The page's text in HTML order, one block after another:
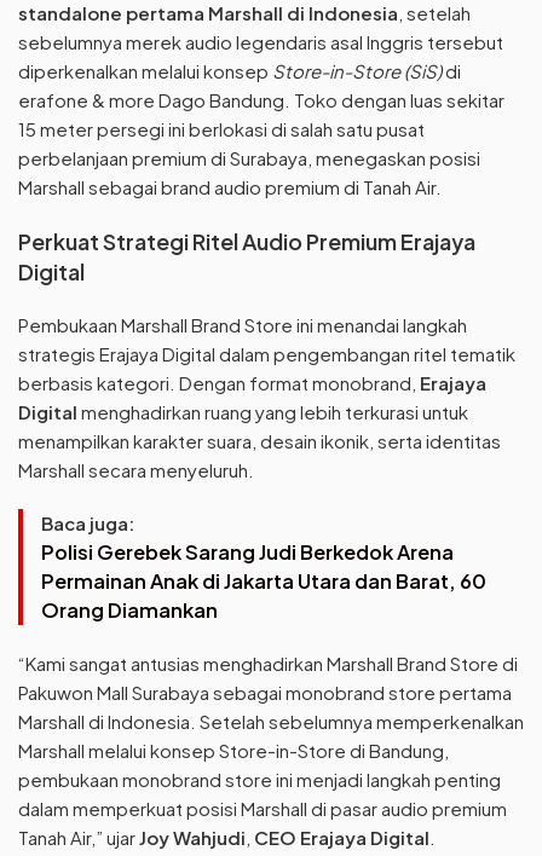
standalone pertama Marshall di Indonesia , setelah
sebelumnya merek audio legendaris asal Inggris tersebut
diperkenalkan melalui konsep Store-in-Store (SiS)di
erafone & more Dago Bandung. Toko dengan luas sekitar
15 meter persegi ini berlokasi di salah satu pusat
perbelanjaan premium di Surabaya, menegaskan posisi
Marshall sebagai brand audio premium di Tanah Air.
Perkuat Strategi Ritel Audio Premium Erajaya
Digital
Pembukaan Marshall Brand Store ini menandai langkah
strategis Erajaya Digital dalam pengembangan ritel tematik
berbasis kategori. Dengan format monobrand, Erajaya
Digital menghadirkan ruang yang lebih terkurasi untuk
menampilkan karakter suara, desain ikonik, serta identitas
Marshall secara menyeluruh.
Baca juga:
Polisi Gerebek Sarang Judi Berkedok Arena
Permainan Anak di Jakarta Utara dan Barat, 60
Orang Diamankan
“Kami sangat antusias menghadirkan Marshall Brand Store di
Pakuwon Mall Surabaya sebagai monobrand store pertama
Marshall di Indonesia. Setelah sebelumnya memperkenalkan
Marshall melalui konsep Store-in-Store di Bandung,
pembukaan monobrand store ini menjadi langkah penting
dalam memperkuat posisi Marshall di pasar audio premium
Tanah Air,” ujarJoy Wahjudi CEO Erajaya Digital